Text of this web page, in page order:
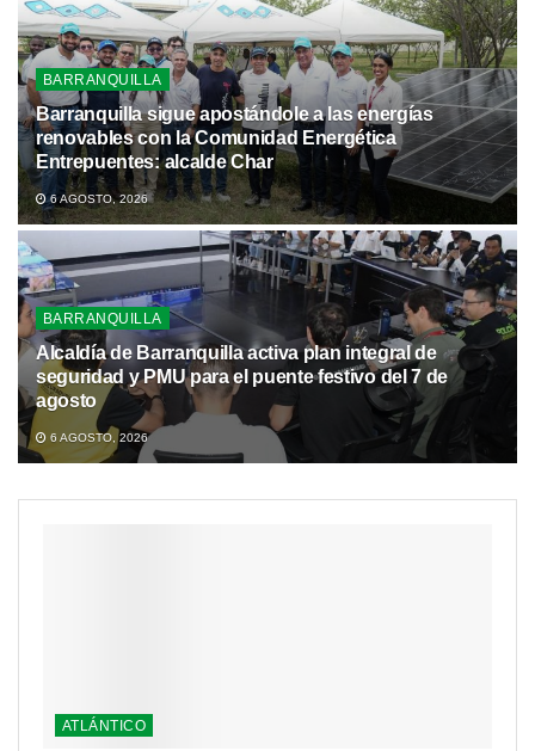
BARRANQUILLA
Barranquilla sigue apostándole a las energías
renovables con la Comunidad Energética
Entrepuentes: alcalde Char
6 AGOSTO, 2026
BARRANQUILLA
Alcaldía de Barranquilla activa plan integral de
seguridad y PMU para el puente festivo del 7 de
agosto
6 AGOSTO, 2026
ATLÁNTICO